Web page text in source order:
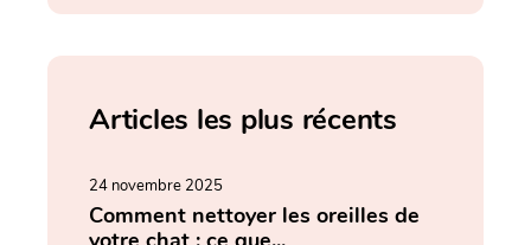
Articles les plus récents
24 novembre 2025
Comment nettoyer les oreilles de